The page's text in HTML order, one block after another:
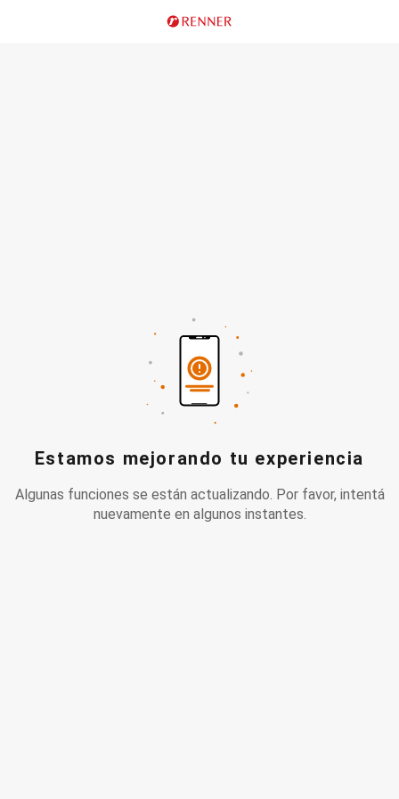
Estamos mejorando tu experiencia
Algunas funciones se están actualizando. Por favor, intentá
nuevamente en algunos instantes.